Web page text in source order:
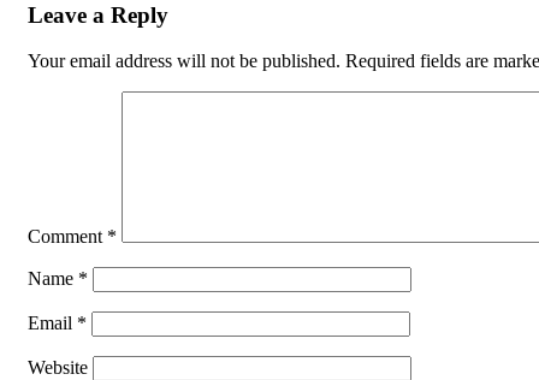
Leave a Reply
Your email address will not be published. Required fields are
Comment *
Name *
Email *
Website